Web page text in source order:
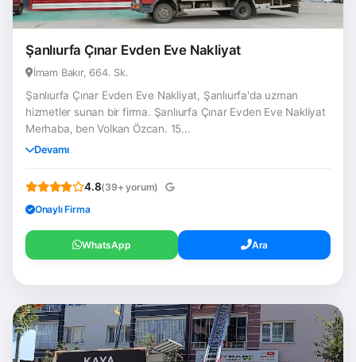
Şanlıurfa Çınar Evden Eve Nakliyat
İmam Bakır, 664. Sk.
Şanlıurfa Çınar Evden Eve Nakliyat, Şanlıurfa'da uzman
hizmetler sunan bir firma. Şanlıurfa Çınar Evden Eve Nakliyat
Merhaba, ben Volkan Özcan. 15...
Devamı
4.8(39+ yorum)
Onaylı Firma
WhatsApp Ara